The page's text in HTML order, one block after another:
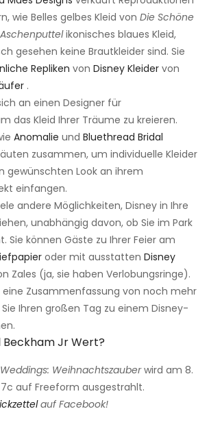
wie Belles gelbes Kleid von Die Schöne
Aschenputtelikonisches blaues Kleid,
gesehen keine Brautkleider sind. Sie
Repliken von Disney Kleider von
.
an einen Designer für
das Kleid Ihrer Träume zu kreieren.
Anomalie und Bluethread Bridal
zusammen, um individuelle Kleider
gewünschten Look an ihrem
einfangen.
andere Möglichkeiten, Disney in Ihre
unabhängig davon, ob Sie im Park
Sie können Gäste zu Ihrer Feier am
oder mit ausstatten Disney
Zales (ja, sie haben Verlobungsringe).
eine Zusammenfassung von noch mehr
Ihren großen Tag zu einem Disney-
Beckham Jr Wert?
Weihnachtszauberwird am 8.
auf Freeform ausgestrahlt.
auf Facebook!